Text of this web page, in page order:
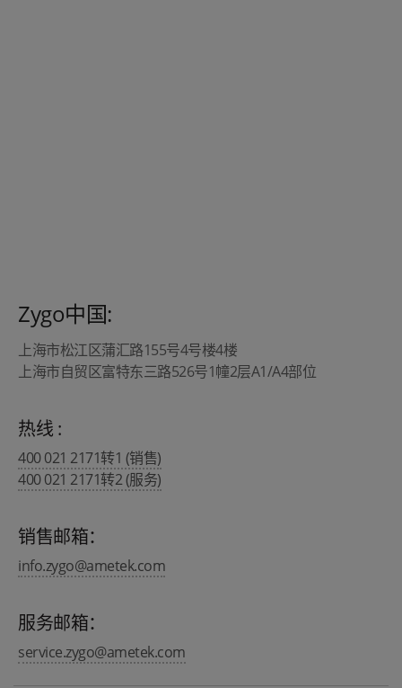
Zygo中国:
上海市松江区蒲汇路155号4号楼4楼
上海市自贸区富特东三路526号1幢2层A1/A4部位
热线 :
400 021 2171转1 (销售)
400 021 2171转2 (服务)
销售邮箱：
info.zygo@ametek.com
服务邮箱：
service.zygo@ametek.com